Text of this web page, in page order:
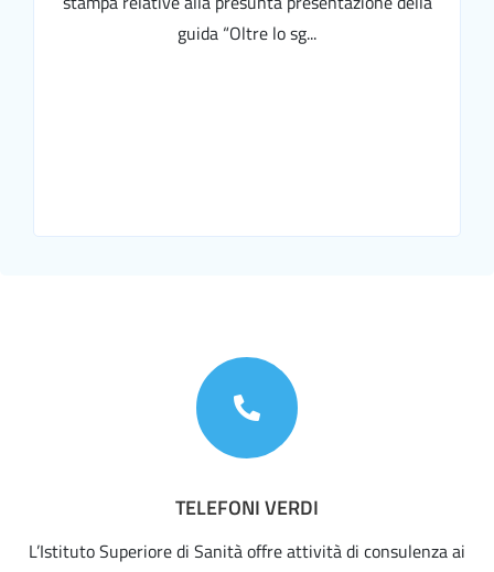
guida “Oltre lo sg...
TELEFONI VERDI
L’Istituto Superiore di Sanità offre attività di consulenza ai